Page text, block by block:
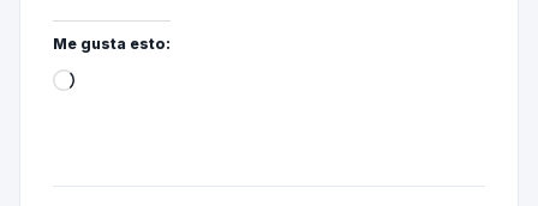
Me gusta esto: